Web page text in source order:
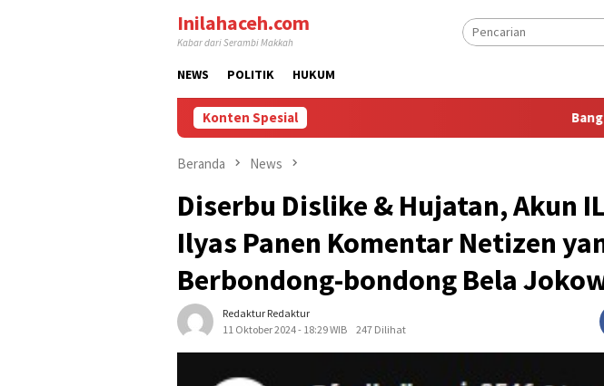
Inilahaceh.com
Kabar dari Serambi Makkah
NEWS POLITIK HUKUM
Konten Spesial Bang Jali Curi
Beranda News
Diserbu Dislike & Hujatan, Akun
Ilyas Panen Komentar Netizen
Berbondong-bondong Bela
Redaktur Redaktur
11 Oktober 2024 - 18:29 WIB
247 Dilihat